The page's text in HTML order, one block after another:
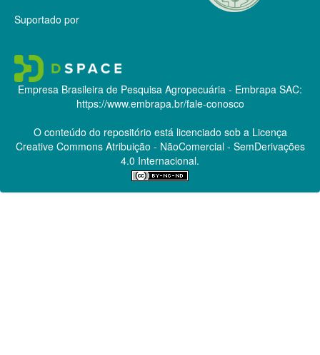
Suportado por
Empresa Brasileira de Pesquisa Agropecuária - Embrapa SAC:
https://www.embrapa.br/fale-conosco
O conteúdo do repositório está licenciado sob a Licença
Creative CommonsAtribuição - NãoComercial - SemDerivações
4.0 Internacional.